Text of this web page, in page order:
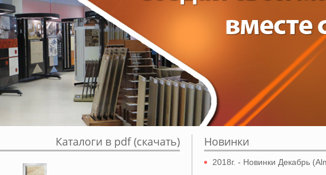
Каталоги в pdf (скачать) Новинки
2018г. - Новинки Декабрь